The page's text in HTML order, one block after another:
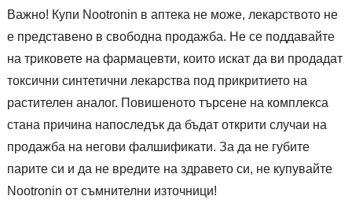
Важно! Купи Nootronin в аптека не може, лекарството не
е представено в свободна продажба. Не се поддавайте
на триковете на фармацевти, които искат да ви продадат
токсични синтетични лекарства под прикритието на
растителен аналог. Повишеното търсене на комплекса
стана причина напоследък да бъдат открити случаи на
продажба на негови фалшификати. За да не губите
парите си и да не вредите на здравето си, не купувайте
Nootronin от съмнителни източници!